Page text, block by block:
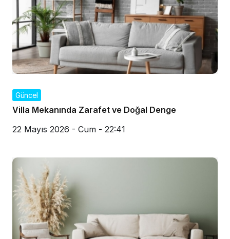
Güncel
Villa Mekanında Zarafet ve Doğal Denge
22 Mayıs 2026 - Cum - 22:41